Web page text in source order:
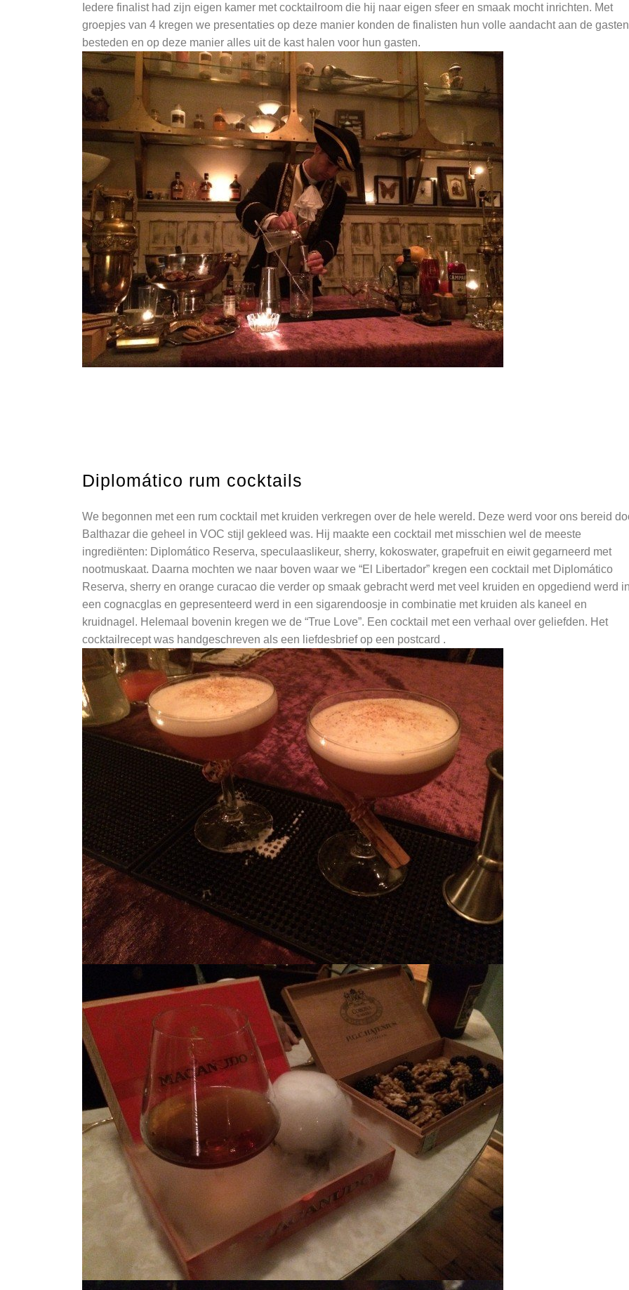
Iedere finalist had zijn eigen kamer met cocktailroom die hij naar eigen sfeer en smaak mocht inrichten. Met
groepjes van 4 kregen we presentaties op deze manier konden de finalisten hun volle aandacht aan de gasten
besteden en op deze manier alles uit de kast halen voor hun gasten.
Diplomático rum cocktails
We begonnen met een rum cocktail met kruiden verkregen over de hele wereld. Deze werd voor ons bereid
Balthazar die geheel in VOC stijl gekleed was. Hij maakte een cocktail met misschien wel de meeste
ingrediënten: Diplomático Reserva, speculaaslikeur, sherry, kokoswater, grapefruit en eiwit gegarneerd met
nootmuskaat. Daarna mochten we naar boven waar we “El Libertador” kregen een cocktail met Diplomático
Reserva, sherry en orange curacao die verder op smaak gebracht werd met veel kruiden en opgediend werd
een cognacglas en gepresenteerd werd in een sigarendoosje in combinatie met kruiden als kaneel en
kruidnagel. Helemaal bovenin kregen we de “True Love”. Een cocktail met een verhaal over geliefden. Het
cocktailrecept was handgeschreven als een liefdesbrief op een postcard .